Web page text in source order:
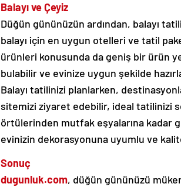
Balayı ve Çeyiz
Düğün gününüzün ardından, balayı
balayı için en uygun otelleri ve tatil
ürünleri konusunda da geniş bir ürün
bulabilir ve evinize uygun şekilde
Balayı tatilinizi planlarken,
sitemizi ziyaret edebilir, ideal tatilinizi
örtülerinden mutfak eşyalarına kadar
evinizin dekorasyonuna uyumlu ve
Sonuç
dugunluk.com, düğün gününüzü